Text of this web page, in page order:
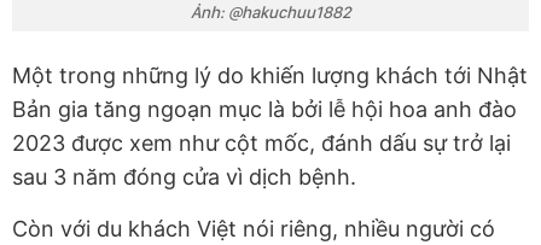
Ảnh: @hakuchuu1882
Một trong những lý do khiến lượng khách tới Nhật
Bản gia tăng ngoạn mục là bởi lễ hội hoa anh đào
2023 được xem như cột mốc, đánh dấu sự trở lại
sau 3 năm đóng cửa vì dịch bệnh.
Còn với du khách Việt nói riêng, nhiều người có